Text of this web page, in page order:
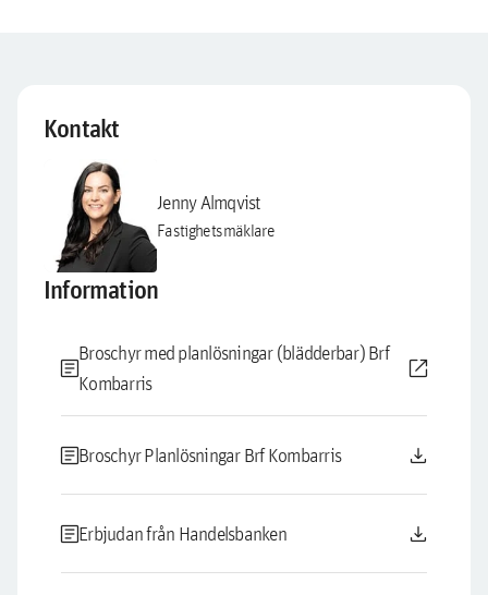
Kontakt
Jenny Almqvist
Fastighetsmäklare
Information
article
Broschyr med planlösningar (blädderbar) Brf
Kombarris
open_in_new
articleBroschyr Planlösningar Brf Kombarris download
articleErbjudan från Handelsbanken download